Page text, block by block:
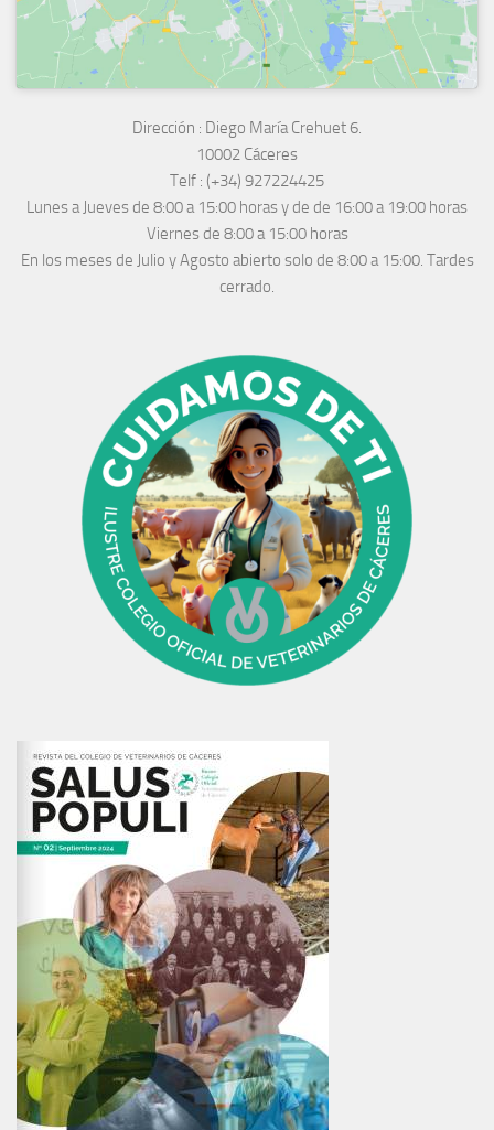
Dirección : Diego María Crehuet 6.
10002 Cáceres
Telf : (+34) 927224425
Lunes a Jueves de 8:00 a 15:00 horas y de de 16:00 a 19:00 horas
Viernes de 8:00 a 15:00 horas
En los meses de Julio y Agosto abierto solo de 8:00 a 15:00. Tardes
cerrado.